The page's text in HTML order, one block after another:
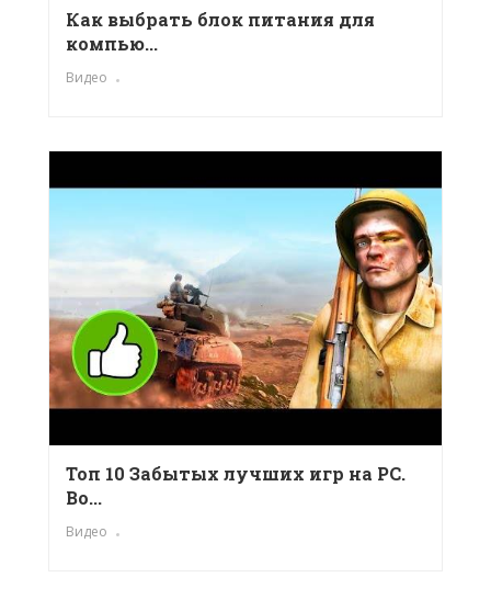
Как выбрать блок питания для
компью...
Видео
Топ 10 Забытых лучших игр на PC.
Во...
Видео